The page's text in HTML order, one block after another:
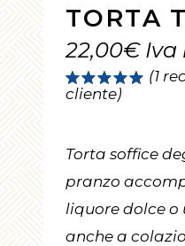
TORTA
22,00€ Iva
5.00su
1
recensioni
(1
cliente)
Torta soffice
pranzo
liquore dolce
anche a